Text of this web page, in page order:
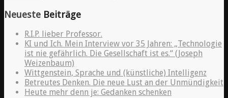
Neueste Beiträge
R.I.P. lieber Professor.
KI und Ich. Mein Interview vor 35 Jahren: „Technologie
ist nie gefährlich. Die Gesellschaft ist es.“ (Joseph
Weizenbaum)
Wittgenstein, Sprache und (künstliche) Intelligenz
Betreutes Denken. Die neue Lust an der Unmündigkeit
Heute mehr denn je: Gedanken schenken